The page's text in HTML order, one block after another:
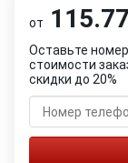
от
Оставьте
стоимости
скидки до 20%